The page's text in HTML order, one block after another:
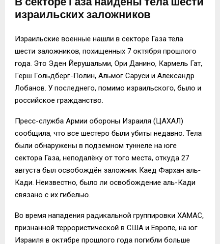
израильских заложников
Израильские военные нашли в секторе Газа тела
шести заложников, похищенных 7 октября прошлого
года. Это Эден Йерушальми, Ори Данино, Кармель Гат,
Герш Гольдберг-Полин, Альмог Саруси и Александр
Лобанов. У последнего, помимо израильского, было и
российское гражданство.
Пресс-служба Армии обороны Израиля (ЦАХАЛ)
сообщила, что все шестеро были убиты недавно. Тела
были обнаружены в подземном туннеле на юге
сектора Газа, неподалёку от того места, откуда 27
августа был освобождён заложник Каед Фархан аль-
Кади. Неизвестно, было ли освобождение аль-Кади
связано с их гибелью.
Во время нападения радикальной группировки ХАМАС,
признанной террористической в США и Европе, на юг
Израиля в октябре прошлого года погибли больше